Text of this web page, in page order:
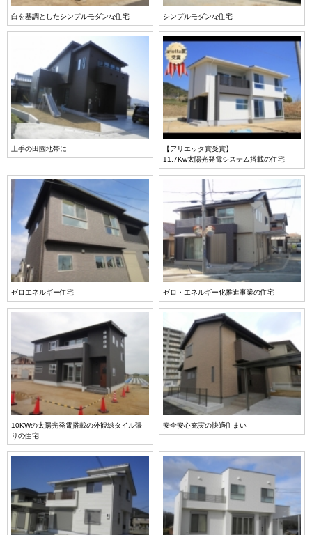
白を基調としたシンプルモダンな住宅 シンプルモダンな住宅
上手の田園地帯に
【アリエッタ賞受賞】
11.7Kw太陽光発電システム搭載の住宅
ゼロエネルギー住宅 ゼロ・エネルギー化推進事業の住宅
10KWの太陽光発電搭載の外観総タイル張
りの住宅
安全安心充実の快適住まい